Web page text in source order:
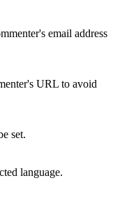
email address
URL to avoid
set.
language.